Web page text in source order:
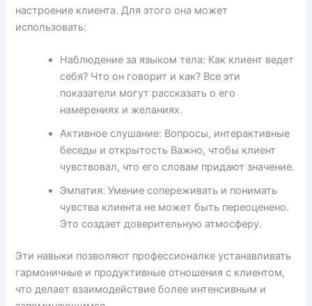
настроение клиента. Для этого она может
использовать:
Наблюдение за языком тела: Как клиент ведет
себя? Что он говорит и как? Все эти
показатели могут рассказать о его
намерениях и желаниях.
Активное слушание: Вопросы, интерактивные
беседы и открытость Важно, чтобы клиент
чувствовал, что его словам придают значение.
Эмпатия: Умение сопереживать и понимать
чувства клиента не может быть переоценено.
Это создает доверительную атмосферу.
Эти навыки позволяют профессионалке устанавливать
гармоничные и продуктивные отношения с клиентом,
что делает взаимодействие более интенсивным и